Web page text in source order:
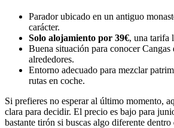
Parador ubicado en un antiguo
carácter.
Solo alojamiento por 39€, una tarifa
Buena situación para conocer Cangas
alrededores.
Entorno adecuado para mezclar
rutas en coche.
Si prefieres no esperar al último momento,
clara para decidir. El precio es bajo para
bastante tirón si buscas algo diferente dentro